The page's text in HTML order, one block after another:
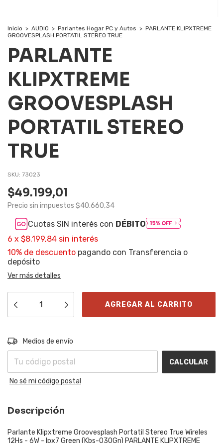
Inicio > AUDIO > Parlantes Hogar PC y Autos > PARLANTE KLIPXTREME
GROOVESPLASH PORTATIL STEREO TRUE
PARLANTE
KLIPXTREME
GROOVESPLASH
PORTATIL STEREO
TRUE
SKU: 73023
$49.199,01
Precio sin impuestos $40.660,34
Cuotas SIN interés con DÉBITO
6 x $8.199,84 sin interés
10% de descuento pagando con Transferencia o
depósito
Ver más detalles
Entregas para el CP:
Medios de envío
CALCULAR
No sé mi código postal
Descripción
Parlante Klipxtreme Groovesplash Portatil Stereo True Wireles
12Hs - 6W - Ipx7 Green (Kbs-030Gn) PARLANTE KLIPXTREME